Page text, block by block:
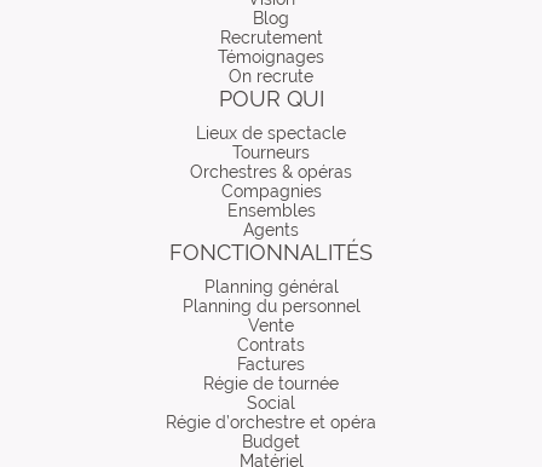
Blog
Recrutement
Témoignages
On recrute
POUR QUI
Lieux de spectacle
Tourneurs
Orchestres & opéras
Compagnies
Ensembles
Agents
FONCTIONNALITÉS
Planning général
Planning du personnel
Vente
Contrats
Factures
Régie de tournée
Social
Régie d’orchestre et opéra
Budget
Matériel